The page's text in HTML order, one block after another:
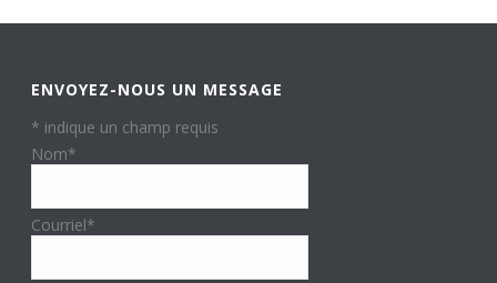
ENVOYEZ-NOUS UN MESSAGE
* indique un champ requis
Nom*
Courriel*